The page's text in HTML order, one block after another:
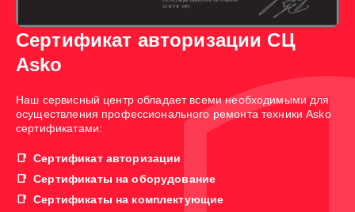
Сертификат авторизации СЦ
Asko
Наш сервисный центр обладает всеми необходимыми для
осуществления профессионального ремонта техники Asko
сертификатами:
Сертификат авторизации
Сертификаты на оборудование
Сертификаты на комплектующие